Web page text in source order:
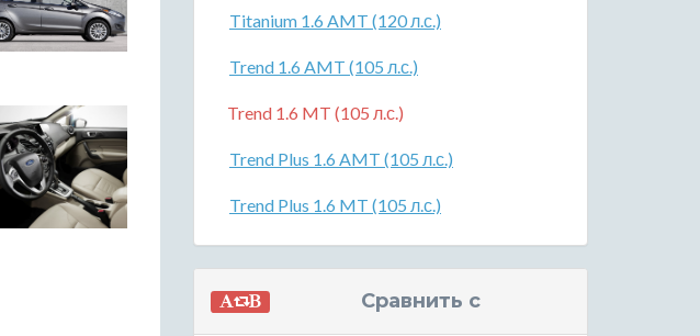
Titanium 1.6 AMT (120 л.с.)
Trend 1.6 AMT (105 л.с.)
Trend 1.6 MT (105 л.с.)
Trend Plus 1.6 AMT (105 л.с.)
Trend Plus 1.6 MT (105 л.с.)
Сравнить с